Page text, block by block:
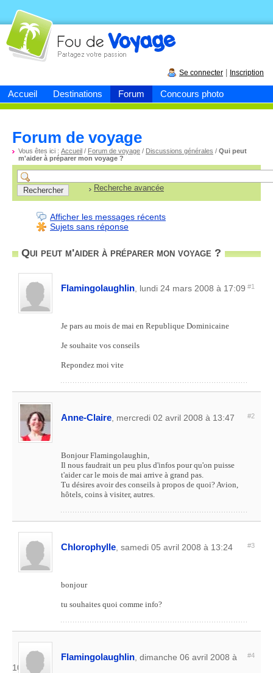
Accueil Destinations Forum Concours photo
Fou devoyage
Se connecter Inscription
Forum de voyage
Vous êtes ici : Accueil / Forum de voyage / Discussions générales / Qui peut
m'aider à préparer mon voyage ?
Recherche avancée
Afficher les messages récents
Sujets sans réponse
Qui peut m'aider à préparer mon voyage ?
Flamingolaughlin , lundi 24 mars 2008 à 17:09 #1
Je pars au mois de mai en Republique Dominicaine
Je souhaite vos conseils
Repondez moi vite
Anne-Claire , mercredi 02 avril 2008 à 13:47 #2
Bonjour Flamingolaughin,
Il nous faudrait un peu plus d'infos pour qu'on puisse
t'aider car le mois de mai arrive à grand pas.
Tu désires avoir des conseils à propos de quoi? Avion,
hôtels, coins à visiter, autres.
Chlorophylle , samedi 05 avril 2008 à 13:24 #3
bonjour
tu souhaites quoi comme info?
Flamingolaughlin , dimanche 06 avril 2008 à
10:34
#4